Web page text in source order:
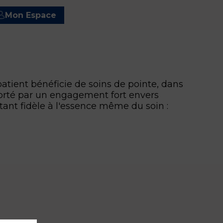
Mon Espace
bénéficie de soins de pointe, dans
par un engagement fort envers
fidèle à l'essence même du soin :